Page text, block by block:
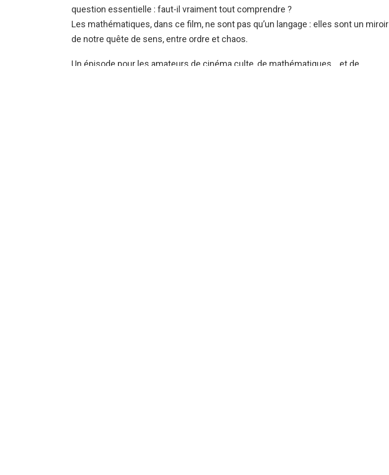
question essentielle : faut-il vraiment tout comprendre ?
Les mathématiques, dans ce film, ne sont pas qu’un langage : elles sont un miroir
de notre quête de sens, entre ordre et chaos.
Un épisode pour les amateurs de cinéma culte, de mathématiques… et de